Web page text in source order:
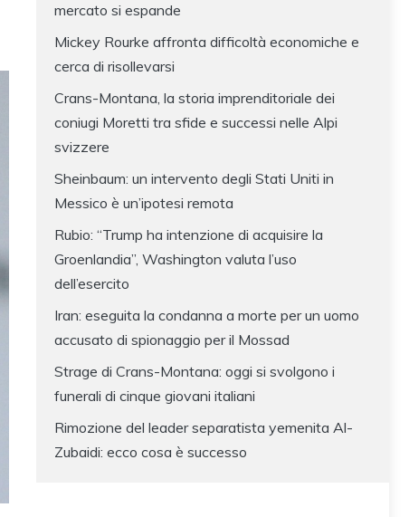
mercato si espande
Mickey Rourke affronta difficoltà economiche e
cerca di risollevarsi
Crans-Montana, la storia imprenditoriale dei
coniugi Moretti tra sfide e successi nelle Alpi
svizzere
Sheinbaum: un intervento degli Stati Uniti in
Messico è un’ipotesi remota
Rubio: “Trump ha intenzione di acquisire la
Groenlandia”, Washington valuta l’uso
dell’esercito
Iran: eseguita la condanna a morte per un uomo
accusato di spionaggio per il Mossad
Strage di Crans-Montana: oggi si svolgono i
funerali di cinque giovani italiani
Rimozione del leader separatista yemenita Al-
Zubaidi: ecco cosa è successo